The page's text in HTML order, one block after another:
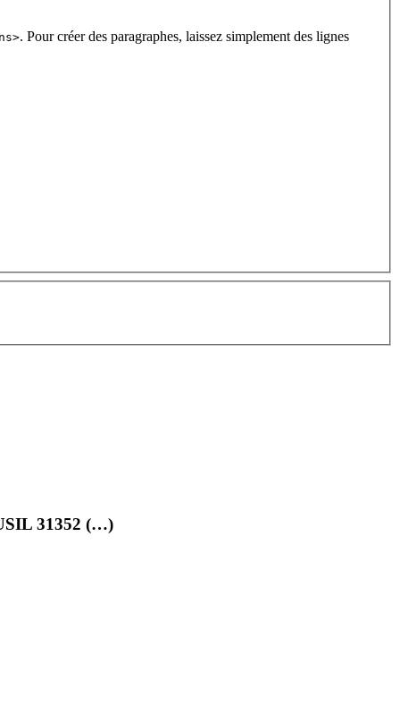
. Pour créer des paragraphes, laissez simplement des lignes
31352 (…)